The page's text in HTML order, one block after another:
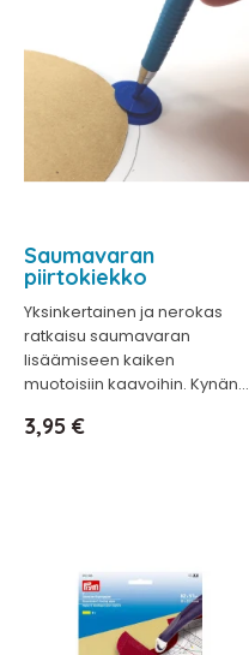
Saumavaran
piirtokiekko
Yksinkertainen ja nerokas
ratkaisu saumavaran
lisäämiseen kaiken
muotoisiin kaavoihin. Kynän...
Hinta
3,95 €